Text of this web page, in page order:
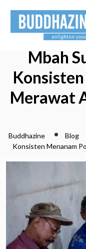
Mbah
Merawat
Buddhazine Blog
Konsisten Menanam